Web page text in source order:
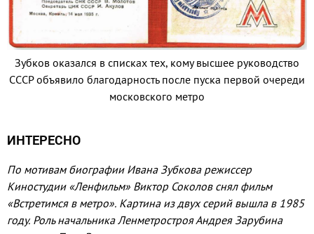
Зубков оказался в списках тех, кому высшее руководство
СССР объявило благодарность после пуска первой очереди
московского метро
ИНТЕРЕСНО
По мотивам биографии Ивана Зубкова режиссер
Киностудии «Ленфильм» Виктор Соколов снял фильм
«Встретимся в метро». Картина из двух серий вышла в 1985
году. Роль начальника Ленметростроя Андрея Зарубина